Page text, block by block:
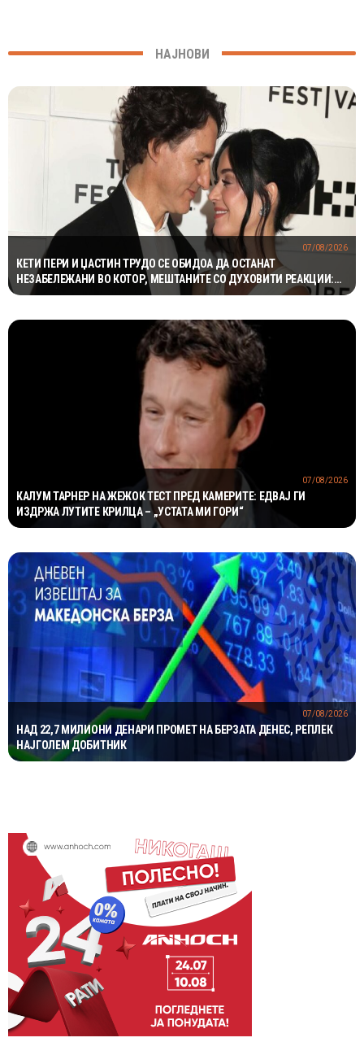
НАЈНОВИ
КЕТИ ПЕРИ И ЏАСТИН ТРУДО СЕ ОБИДОА ДА ОСТАНАТ
НЕЗАБЕЛЕЖАНИ ВО КОТОР, МЕШТАНИТЕ СО ДУХОВИТИ РЕАКЦИИ:
„НИКОЈ НЕ БИ ГИ ПРЕПОЗНАЛ“
07/08/2026
КАЛУМ ТАРНЕР НА ЖЕЖОК ТЕСТ ПРЕД КАМЕРИТЕ: ЕДВАЈ ГИ
ИЗДРЖА ЛУТИТЕ КРИЛЦА – „УСТАТА МИ ГОРИ“
07/08/2026
НАД 22,7 МИЛИОНИ ДЕНАРИ ПРОМЕТ НА БЕРЗАТА ДЕНЕС, РЕПЛЕК
НАЈГОЛЕМ ДОБИТНИК
07/08/2026